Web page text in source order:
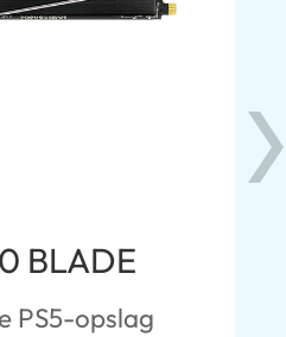
BLADE
PS5-opslag